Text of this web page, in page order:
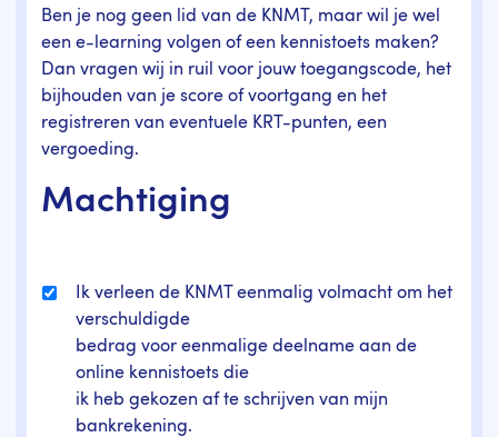
Ben je nog geen lid van de KNMT, maar wil je wel
een e-learning volgen of een kennistoets maken?
Dan vragen wij in ruil voor jouw toegangscode, het
bijhouden van je score of voortgang en het
registreren van eventuele KRT-punten, een
vergoeding.
Machtiging
Ik verleen de KNMT eenmalig volmacht om het
verschuldigde
bedrag voor eenmalige deelname aan de
online kennistoets die
ik heb gekozen af te schrijven van mijn
bankrekening.